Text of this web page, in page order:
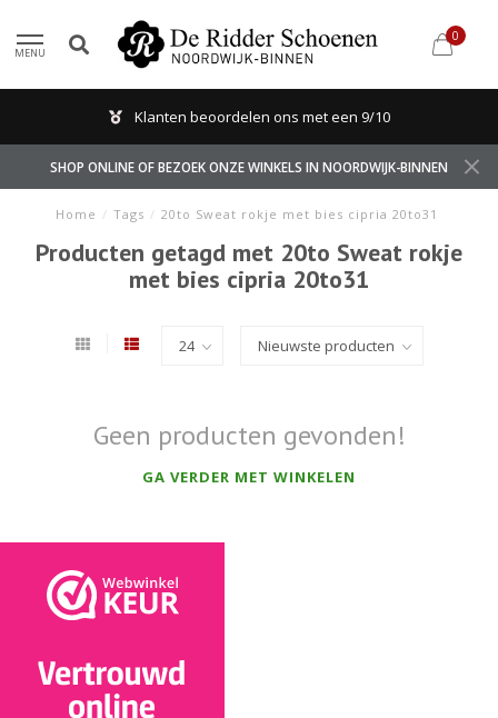
MENU
0
Klanten beoordelen ons met een 9/10
SHOP ONLINE OF BEZOEK ONZE WINKELS IN NOORDWIJK-BINNEN
Home / Tags / 20to Sweat rokje met bies cipria 20to31
Producten getagd met 20to Sweat rokje
met bies cipria 20to31
Geen producten gevonden!
GA VERDER MET WINKELEN